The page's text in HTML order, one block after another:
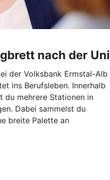
nach der Uni
der Volksbank Ermstal-Alb
ins Berufsleben. Innerhalb
du mehrere Stationen in
Dabei sammelst du
breite Palette an